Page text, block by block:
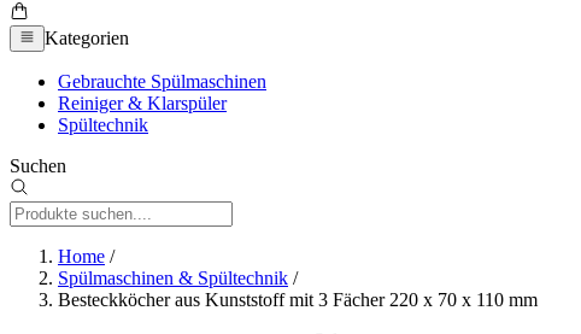
Kategorien
Gebrauchte Spülmaschinen
Reiniger & Klarspüler
Spültechnik
Suchen
Home /
Spülmaschinen & Spültechnik /
Besteckköcher aus Kunststoff mit 3 Fächer 220 x 70 x 110 mm